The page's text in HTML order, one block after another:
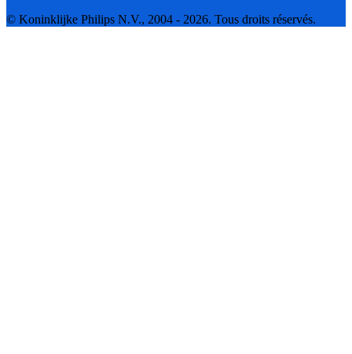
© Koninklijke Philips N.V., 2004 - 2026. Tous droits réservés.